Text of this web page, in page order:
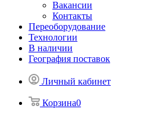
Вакансии
Контакты
Переоборудование
Технологии
В наличии
География поставок
Личный кабинет
Корзина0